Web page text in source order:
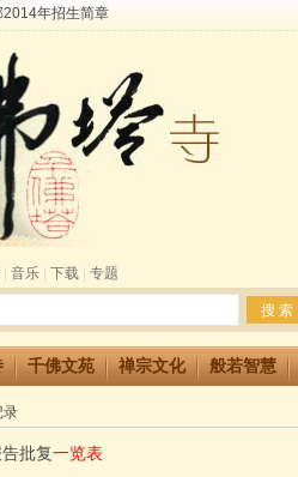
年招生简章
倒计时 殊胜华严法会 快快同享富贵庄严海
通知
《六祖坛经》
的开示
部 2016年招生简章
弘法
地藏七 冥阳两利普渡群蒙盂兰盆
音乐 下载 专题
千佛文苑 禅宗文化 般若智慧
录
批复一览表